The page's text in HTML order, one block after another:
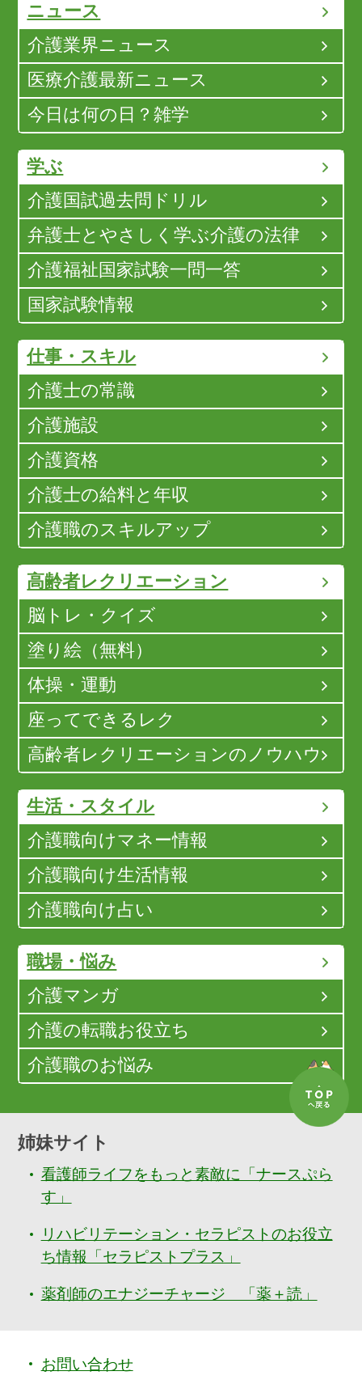
ニュース
介護業界ニュース
医療介護最新ニュース
今日は何の日？雑学
学ぶ
介護国試過去問ドリル
弁護士とやさしく学ぶ介護の法律
介護福祉国家試験一問一答
国家試験情報
仕事・スキル
介護士の常識
介護施設
介護資格
介護士の給料と年収
介護職のスキルアップ
高齢者レクリエーション
脳トレ・クイズ
塗り絵（無料）
体操・運動
座ってできるレク
高齢者レクリエーションのノウハウ
生活・スタイル
介護職向けマネー情報
介護職向け生活情報
介護職向け占い
職場・悩み
介護マンガ
介護の転職お役立ち
介護職のお悩み
姉妹サイト
看護師ライフをもっと素敵に「ナースぷら
す」
リハビリテーション・セラピストのお役立
ち情報「セラピストプラス」
薬剤師のエナジーチャージ 「薬＋読」
お問い合わせ